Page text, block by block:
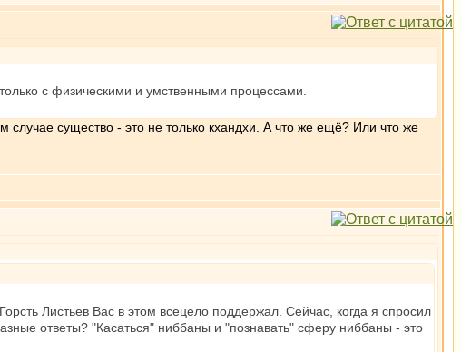
с физическими и умственными процессами.
существо - это не только кхандхи. А что же ещё? Или что же
Листьев Вас в этом всецело поддержал. Сейчас, когда я спросил
ответы? "Касаться" ниббаны и "познавать" сферу ниббаны - это